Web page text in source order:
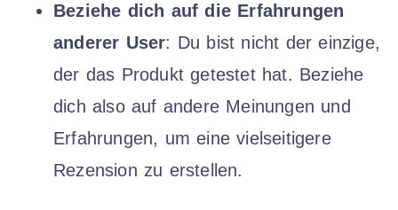
Beziehe dich auf die Erfahrungen
anderer User: Du bist nicht der einzige,
der das Produkt getestet hat. Beziehe
dich also auf andere Meinungen und
Erfahrungen, um eine vielseitigere
Rezension zu erstellen.